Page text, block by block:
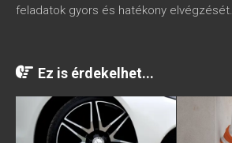
feladatok gyors és hatékony elvégzését.
Ez is érdekelhet...